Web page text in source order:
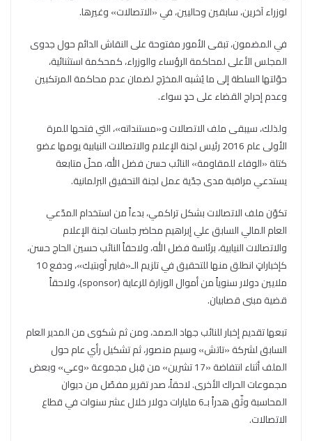
لوزراء آخرين، سابقين وحاليين، في «الاتصالات» وغيرها.
في المضمون، تبقى الأمور مفتوحة على النقاش الدائم حول جدوى
المجلس الأعلى لمحاكمة الرؤساء والوزراء، كمحكمة استثنائية،
حوّلتها السلطة إلى ما يُشبه المخرَج لضمان عدم محاكمة المرتكبين
وعدم إحراج القضاء على حدٍ سواء.
ولذلك، سيبقى ملف الاتصالات و«مستنداته»، التي فتحها للمرة
الأولى عام 2016 رئيس لجنة الإعلام والاتصالات النيابية يومها عضو
كتلة «الوفاء للمقاومة» النائب حسن فضل الله، محلّ متابعة
يستدعي مراقبة مدى جدّية عمل لجنة التحقيق البرلمانية.
تكوّن ملف الاتصالات بشكل تراكمي، بدءاً من استخدام المدّعي
العام المالي السابق علي إبراهيم محاضر جلسات لجنة الإعلام
والاتصالات النيابية، برئاسة فضل الله، ولاحقاً النائب حسين الحاج حسن،
كإخباراتٍ انطلق منها للتحقيق في تلزيم الـ«فايبر أوبتيك»، ودفع 10
ملايين دولار سنوياً من أموال الوزارة للرعاية (sponsor)، ولاحقاً
قضية مبنى قصابيان.
تبعها تقديم إخبار للنائب جهاد الصمد، ومن ثم شكوى من المدير العام
السابق لشركة «تاتش» وسيم منصور، ثم تشكيل رأي عام حول
الملف أثناء انتفاضة «17 تشرين» من قِبل مجموعة «وعي» وبعض
مجموعات الحراك الأخرى. لاحقاً، صدر تقرير مفصّل من ديوان
المحاسبة وثّق هدراً بـ6 مليارات دولار خلال عشر سنوات في قطاع
الاتصالات.